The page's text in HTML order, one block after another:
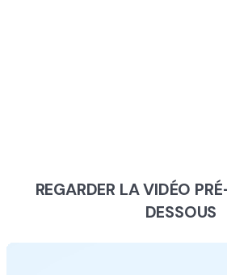
REGARDER LA VIDÉO
DESSOUS